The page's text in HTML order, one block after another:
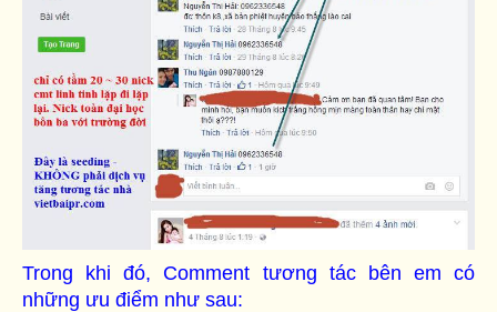
Trong khi đó, Comment tương tác bên em có
những ưu điểm như sau: